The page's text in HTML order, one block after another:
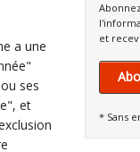
a une
ses
et
et
* Sans